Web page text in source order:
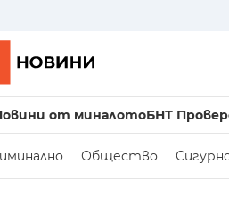
от миналотоБНТ
Общество